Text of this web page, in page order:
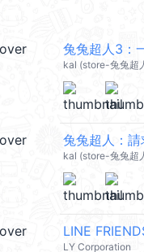
兔兔超人3：
kal (store-兔兔超
兔兔超人：
kal (store-兔兔超
LINE
LY Corporation